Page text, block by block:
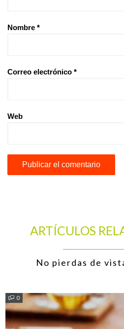
Nombre *
Correo electrónico *
Web
ARTÍCULOS
No pierdas de
0